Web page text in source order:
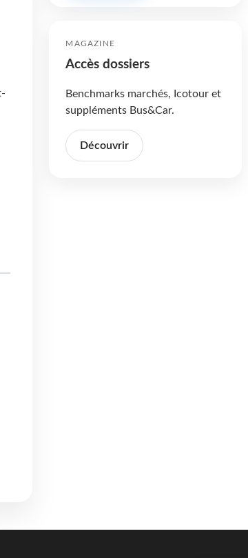
MAGAZINE
Accès dossiers
Benchmarks marchés, Icotour et
suppléments Bus&Car.
Découvrir